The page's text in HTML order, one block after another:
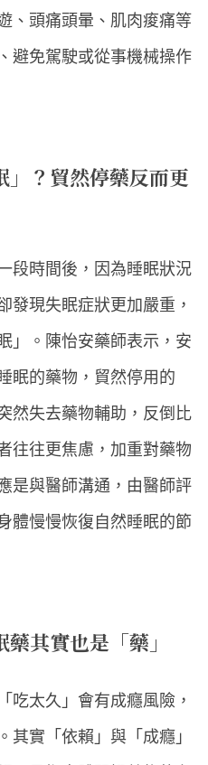
、頭痛頭暈、肌肉痠痛等
避免駕駛或從事機械操作
」？貿然停藥反而更
段時間後，因為睡眠狀況
發現失眠症狀更加嚴重，
」。陳怡安藥師表示，安
眠的藥物，貿然停用的
然失去藥物輔助，反倒比
往往更焦慮，加重對藥物
是與醫師溝通，由醫師評
體慢慢恢復自然睡眠的節
其實也是「藥」
吃太久」會有成癮風險，
其實「依賴」與「成癮」